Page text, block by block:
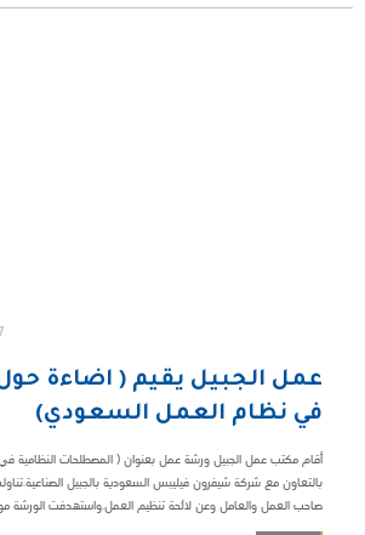
عمل الجبيل يقيم ( اضاءة
في نظام العمل السعودي)
أقام مكتب عمل الجبيل ورشة عمل بعنوان ( المصطلحات النظامية
بالتعاون مع شركة شيفرون فيليبس السعودية بالجبيل
صاحب العمل والعامل وعن لائحة تنظيم العمل.واستهدفت الورشة